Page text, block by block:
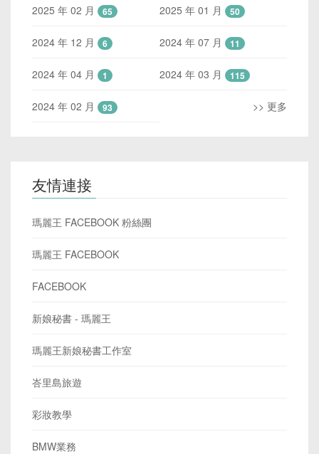
2025 年 02 月 65 2025 年 01 月 50
2024 年 12 月 6 2024 年 07 月 11
2024 年 04 月 1 2024 年 03 月 115
2024 年 02 月 93 >> 更多
友情連接
瑪麗王 FACEBOOK 粉絲團
瑪麗王 FACEBOOK
FACEBOOK
新娘秘書 - 瑪麗王
瑪麗王新娘秘書工作室
峇里島旅遊
彩妝教學
BMW業務